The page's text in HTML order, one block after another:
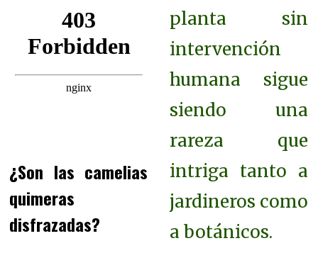
¿Son las camelias
quimeras
disfrazadas?
planta sin
intervención
humana sigue
siendo una
rareza que
intriga tanto a
jardineros como
a botánicos.